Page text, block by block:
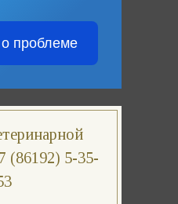
проблеме
(86192) 5-35-